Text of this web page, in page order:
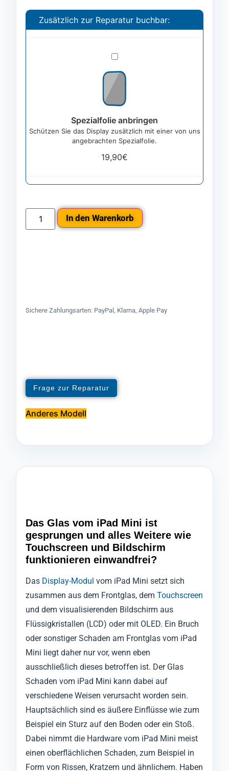
Zusätzlich zur Reparatur buchbar:
Spezialfolie
anbringen
Spezialfolie anbringen
Schützen Sie das Display zusätzlich mit einer von uns
angebrachten Spezialfolie.
19,90€
In den Warenkorb
Sichere Zahlungsarten: PayPal, Klarna, Apple Pay
Frage zur Reparatur
Anderes Modell
Das Glas vom iPad Mini ist
gesprungen und alles Weitere wie
Touchscreen und Bildschirm
funktionieren einwandfrei?
Das Display-Modul vom iPad Mini setzt sich
zusammen aus dem Frontglas, dem Touchscreen
und dem visualisierenden Bildschirm aus
Flüssigkristallen (LCD) oder mit OLED. Ein Bruch
oder sonstiger Schaden am Frontglas vom iPad
Mini liegt daher nur vor, wenn eben
ausschließlich dieses betroffen ist. Der Glas
Schaden vom iPad Mini kann dabei auf
verschiedene Weisen verursacht worden sein.
Hauptsächlich sind es äußere Einflüsse wie zum
Beispiel ein Sturz auf den Boden oder ein Stoß.
Dabei nimmt die Hardware vom iPad Mini meist
einen oberflächlichen Schaden, zum Beispiel in
Form von Rissen, Kratzern und ähnlichem. Haben